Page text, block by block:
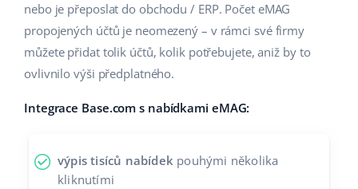
română
中文
nebo je přeposlat do obchodu / ERP. Počet eMAG
propojených účtů je neomezený – v rámci své firmy
můžete přidat tolik účtů, kolik potřebujete, aniž by to
ovlivnilo výši předplatného.
Integrace Base.com s nabídkami eMAG:
výpis tisíců nabídek pouhými několika
kliknutími